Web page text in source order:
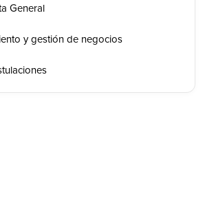
General
y gestión de negocios